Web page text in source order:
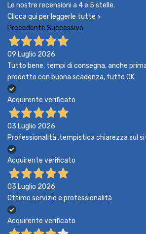
Le nostre recensioni a 4 e 5 stelle.
Clicca qui per leggerle tutte >
Precedente Successivo
09 Luglio 2026
Tutto bene, tempi di consegna, anche
prodotto con buona scadenza, tutto OK
Acquirente verificato
03 Luglio 2026
Professionalità ,tempistica chiarezza sul
Acquirente verificato
03 Luglio 2026
Ottimo servizio e professionalità
Acquirente verificato